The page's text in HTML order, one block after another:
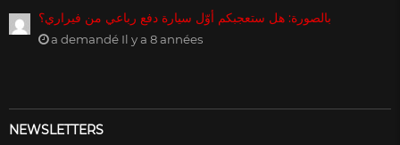
بالصورة: هل ستعجبكم أوّل سيارة دفع رباعي من فيراري؟
a demandé Il y a 8 années
NEWSLETTERS